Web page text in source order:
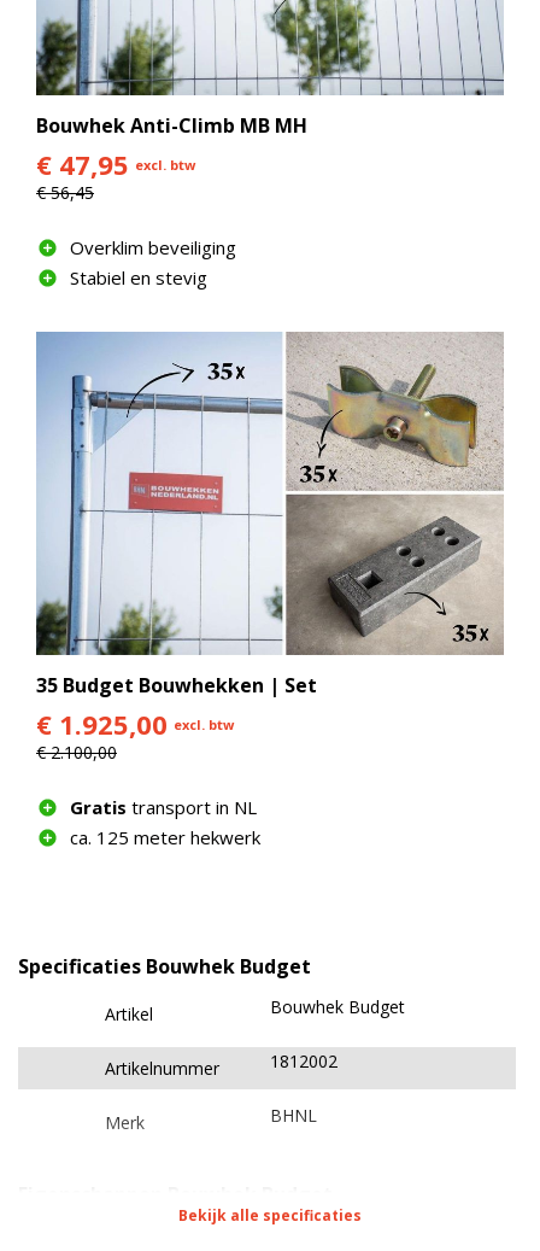
Bouwhek Anti-Climb MB MH
€ 47,95 excl. btw
€ 56,45
Overklim beveiliging
Stabiel en stevig
35 Budget Bouwhekken | Set
€ 1.925,00 excl. btw
€ 2.100,00
Gratis transport in NL
ca. 125 meter hekwerk
Specificaties Bouwhek Budget
Artikel Bouwhek Budget
Artikelnummer 1812002
Merk BHNL
Bekijk alle specificaties